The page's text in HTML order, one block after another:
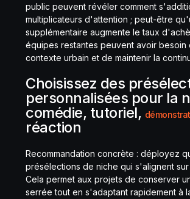
public peuvent révéler comment
multiplicateurs d'attention ; peut-être
supplémentaire augmente le taux
équipes restantes peuvent avoir besoin
contexte urbain et de maintenir la
Choisissez des
personnalisées pour la
comédie, tutoriel,
réaction
Recommandation concrète : déployez
présélections de niche qui s'alignent
Cela permet aux projets de conserver
serrée tout en s'adaptant rapidement à